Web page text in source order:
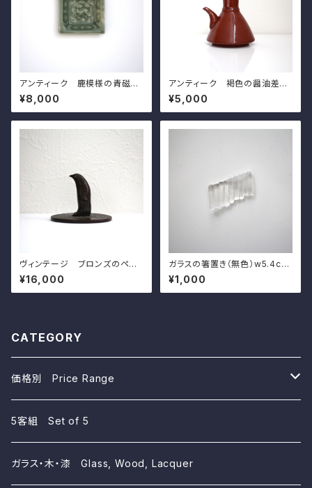
アンティーク 鹿模様の青磁角
豆皿（その５）d7.4cm Antiqu
e Japanese Celadon Squa
re Small Dish, Deer Design
¥8,000
アンティーク 褐色の醤油差し
珉平焼 h8.3cm Antique Ja
panese Brown Soy Sauce
Dispenser, Minpei Ware
¥5,000
ヴィンテージ ブロンズのペン
ギン h5.1cm Vintage Japa
nese Bronze Penguin
¥16,000
ガラスの箸置き（無色）w5.4cm
Japanese Colorless Gla
ss Hashioki Chopstick Res
t
¥1,000
CATEGORY
価格別 Price Range
~10,000yen
~5,000yen
5客組 Set of 5
ガラス・木・漆 Glass, Wood, Lacquer